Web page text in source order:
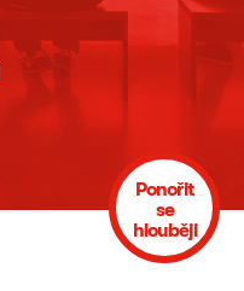
Ponořit
se
hlouběji